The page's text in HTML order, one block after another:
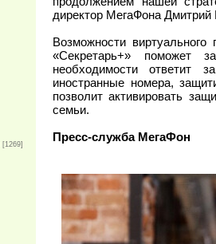
[1269]
директор МегаФона Дмитрий
Возможности
«Секретарь+» поможет
необходимости ответит
иностранные номера,
позволит активировать
семьи.
Пресс-служба МегаФон